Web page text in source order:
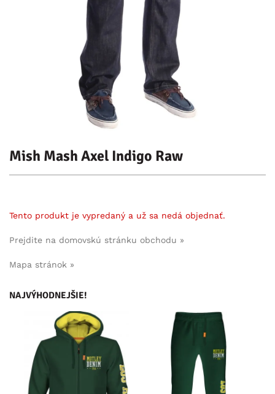
Mish Mash Axel Indigo Raw
Tento produkt je vypredaný a už sa nedá objednať.
Prejdite na domovskú stránku obchodu »
Mapa stránok »
NAJVÝHODNEJŠIE!